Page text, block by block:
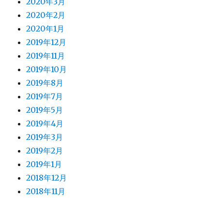
2020年2月
2020年1月
2019年12月
2019年11月
2019年10月
2019年8月
2019年7月
2019年5月
2019年4月
2019年3月
2019年2月
2019年1月
2018年12月
2018年11月